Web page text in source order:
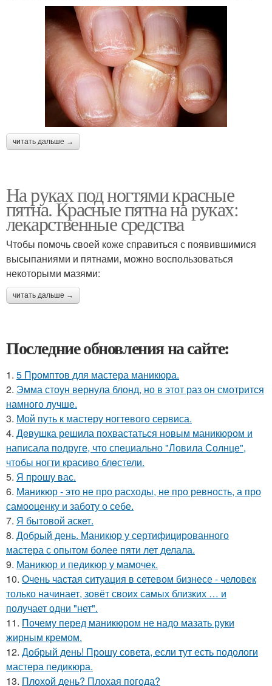
читать дальше →
На руках под ногтями красные
пятна. Красные пятна на руках:
лекарственные средства
Чтобы помочь своей коже справиться с появившимися
высыпаниями и пятнами, можно воспользоваться
некоторыми мазями:
читать дальше →
Последние обновления на сайте:
1. 5 Промптов для мастера маникюра.
2. Эмма стоун вернула блонд, но в этот раз он смотрится
намного лучше.
3. Мой путь к мастеру ногтевого сервиса.
4. Дeвушка решила похвастаться новым маникюром и
написала подруге, что специально "Ловила Солнце",
чтобы ногти красиво блeстели.
5. Я прошу вас.
6. Маникюр - это не про расходы, не про ревность, а про
самооценку и заботу о себе.
7. Я бытовой аскет.
8. Добрый день. Маникюр у сертифицированного
мастера с опытом более пяти лет делала.
9. Маникюр и педикюр у мамочек.
10. Очень частая ситуация в сетевом бизнесе - человек
только начинает, зовёт своих самых близких … и
получает одни "нет".
11. Почему перед маникюром не надо мазать руки
жирным кремом.
12. Добрый день! Прошу совета, если тут есть подологи
мастера педикюра.
13. Плохой день? Плохая погода?